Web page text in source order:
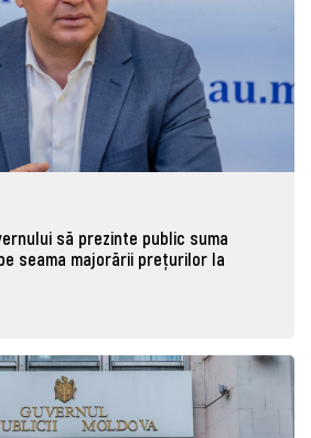
să prezinte public suma
seama majorării prețurilor la